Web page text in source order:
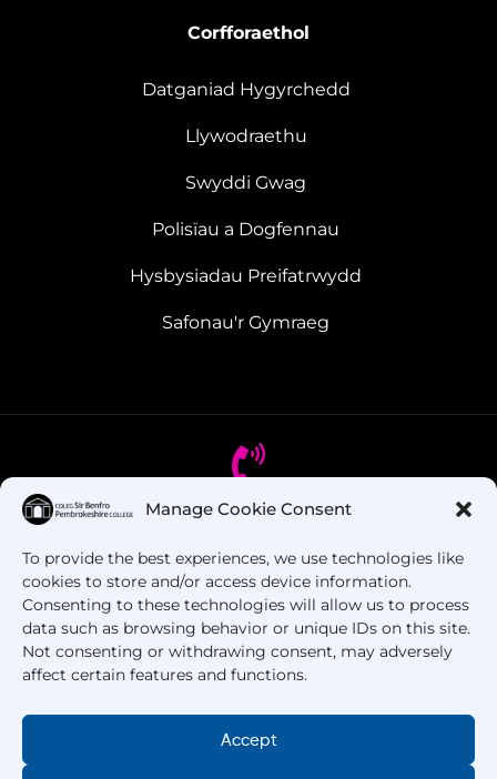
Manage Cookie Consent
To provide the best experiences, we use technologies like
cookies to store and/or access device information.
Consenting to these technologies will allow us to process
data such as browsing behavior or unique IDs on this site.
Not consenting or withdrawing consent, may adversely
affect certain features and functions.
Accept
Corfforaethol
Datganiad Hygyrchedd
Llywodraethu
Swyddi Gwag
Polisïau a Dogfennau
Hysbysiadau Preifatrwydd
Safonau'r Gymraeg
+44 1437 753 000